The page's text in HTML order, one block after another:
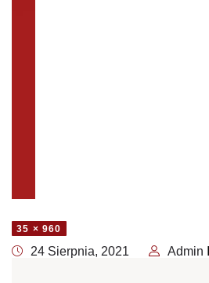
35 × 960
24 Sierpnia, 2021 Admin